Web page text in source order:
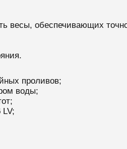
весы, обеспечивающих
проливов;
воды;